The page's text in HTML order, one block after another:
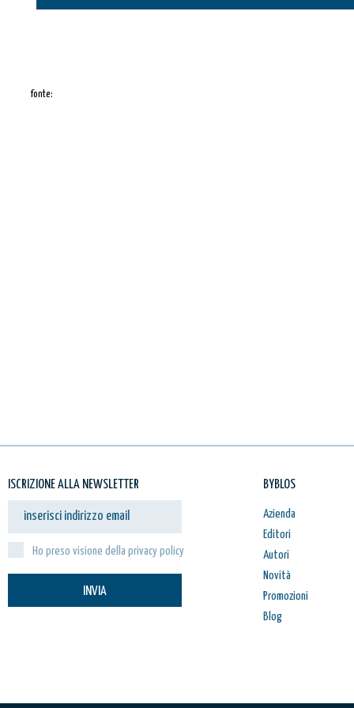
fonte:
ISCRIZIONE ALLA NEWSLETTER
Ho preso visione della privacy policy
INVIA
BYBLOS
Azienda
Editori
Autori
Novità
Promozioni
Blog